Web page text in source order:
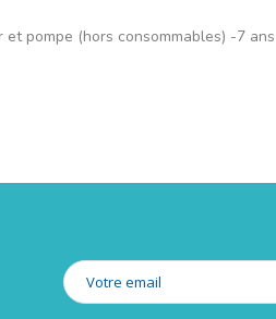
et pompe (hors consommables) -7